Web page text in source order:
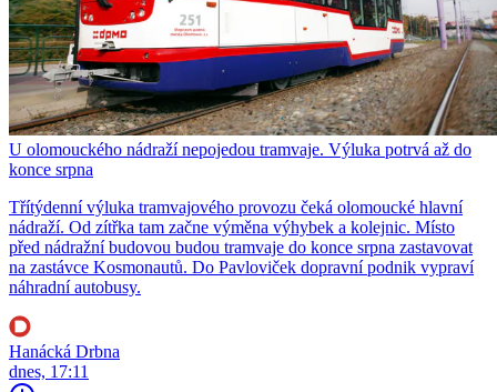
U olomouckého nádraží nepojedou tramvaje. Výluka potrvá až do
konce srpna
Třítýdenní výluka tramvajového provozu čeká olomoucké hlavní
nádraží. Od zítřka tam začne výměna výhybek a kolejnic. Místo
před nádražní budovou budou tramvaje do konce srpna zastavovat
na zastávce Kosmonautů. Do Pavloviček dopravní podnik vypraví
náhradní autobusy.
Hanácká Drbna
dnes, 17:11